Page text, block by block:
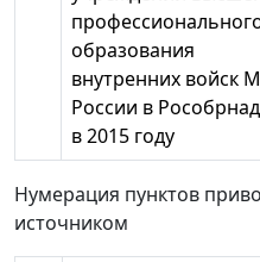
образования
внутренних войск
России в
в 2015 году
Нумерация пунктов
источником